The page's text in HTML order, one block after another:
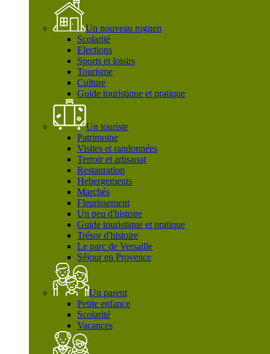
Un nouveau rognen
Scolarité
Elections
Sports et loisirs
Tourisme
Culture
Guide touristique et pratique
Un touriste
Patrimoine
Visites et randonnées
Terroir et artisanat
Restauration
Hebergements
Marchés
Fleurissement
Un peu d'histoire
Guide touristique et pratique
Trésor d'histoire
Le parc de Versaille
Séjour en Provence
Un parent
Petite enfance
Scolarité
Vacances